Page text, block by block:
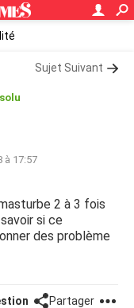
Sujet Suivant
à 17:57
2 à 3 fois
si ce
des problème
Partager